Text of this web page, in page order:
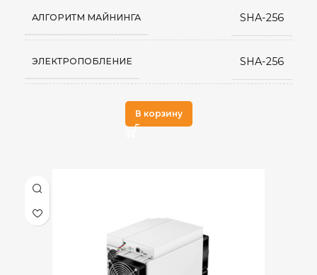
АЛГОРИТМ МАЙНИНГА SHA-256
ЭЛЕКТРОПОБЛЕНИЕ SHA-256
В корзину